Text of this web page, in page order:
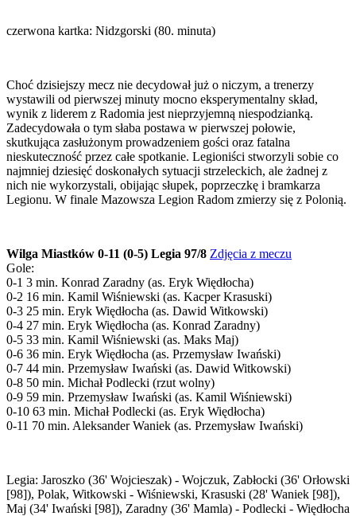
czerwona kartka: Nidzgorski (80. minuta)
Choć dzisiejszy mecz nie decydował już o niczym, a trenerzy
wystawili od pierwszej minuty mocno eksperymentalny skład,
wynik z liderem z Radomia jest nieprzyjemną niespodzianką.
Zadecydowała o tym słaba postawa w pierwszej połowie,
skutkująca zasłużonym prowadzeniem gości oraz fatalna
nieskuteczność przez całe spotkanie. Legioniści stworzyli sobie co
najmniej dziesięć doskonałych sytuacji strzeleckich, ale żadnej z
nich nie wykorzystali, obijając słupek, poprzeczkę i bramkarza
Legionu. W finale Mazowsza Legion Radom zmierzy się z Polonią.
Wilga Miastków 0-11 (0-5) Legia 97/8 Zdjęcia z meczu
Gole:
0-1 3 min. Konrad Zaradny (as. Eryk Więdłocha)
0-2 16 min. Kamil Wiśniewski (as. Kacper Krasuski)
0-3 25 min. Eryk Więdłocha (as. Dawid Witkowski)
0-4 27 min. Eryk Więdłocha (as. Konrad Zaradny)
0-5 33 min. Kamil Wiśniewski (as. Maks Maj)
0-6 36 min. Eryk Więdłocha (as. Przemysław Iwański)
0-7 44 min. Przemysław Iwański (as. Dawid Witkowski)
0-8 50 min. Michał Podlecki (rzut wolny)
0-9 59 min. Przemysław Iwański (as. Kamil Wiśniewski)
0-10 63 min. Michał Podlecki (as. Eryk Więdłocha)
0-11 70 min. Aleksander Waniek (as. Przemysław Iwański)
Legia: Jaroszko (36' Wojcieszak) - Wojczuk, Zabłocki (36' Orłowski
[98]), Polak, Witkowski - Wiśniewski, Krasuski (28' Waniek [98]),
Maj (34' Iwański [98]), Zaradny (36' Mamla) - Podlecki - Więdłocha